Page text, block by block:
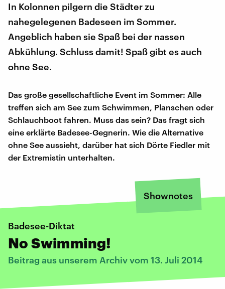
In Kolonnen pilgern die Städter zu
nahegelegenen Badeseen im Sommer.
Angeblich haben sie Spaß bei der nassen
Abkühlung. Schluss damit! Spaß gibt es auch
ohne See.
Das große gesellschaftliche Event im Sommer: Alle
treffen sich am See zum Schwimmen, Planschen oder
Schlauchboot fahren. Muss das sein? Das fragt sich
eine erklärte Badesee-Gegnerin. Wie die Alternative
ohne See aussieht, darüber hat sich Dörte Fiedler mit
der Extremistin unterhalten.
Shownotes
Badesee-Diktat
No Swimming!
Beitrag aus unserem Archiv vom 13. Juli 2014